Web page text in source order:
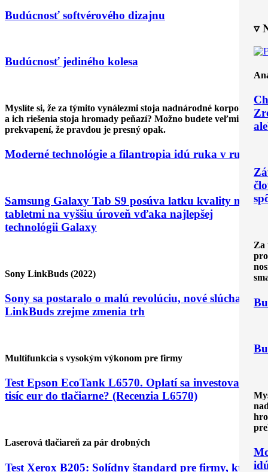
▿
Za
Budúcnosť softvérového dizajnu
Budúcnosť jediného kolesa
Myslíte si, že za týmito vynálezmi stoja nadnárodné korporácie
a ich riešenia stoja hromady peňazí? Možno budete veľmi
prekvapení, že pravdou je presný opak.
Moderné technológie a filantropia idú ruka v ruke
Samsung Galaxy Tab S9 posúva latku kvality medzi
tabletmi na vyššiu úroveň vďaka najlepšej
technológii Galaxy
Sony LinkBuds (2022)
Sony sa postaralo o malú revolúciu, nové slúchadlá
LinkBuds zrejme zmenia trh
Multifunkcia s vysokým výkonom pre firmy
Test Epson EcoTank L6570. Oplatí sa investovať
tisíc eur do tlačiarne? (Recenzia L6570)
Laserová tlačiareň za pár drobných
Test Xerox B205: Solídny štandard pre firmy, ktoré